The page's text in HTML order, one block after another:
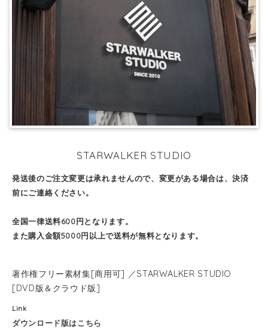
STARWALKER STUDIO
発送後のご注文変更は承れませんので、変更がある場合は、決済
前にご連絡ください。
全国一律送料600円となります。
また購入金額5000円以上で送料が無料となります。
著作権フリー素材集[商用可] ／STARWALKER STUDIO
[DVD版＆クラウド版]
Link
ダウンロード版はこちら